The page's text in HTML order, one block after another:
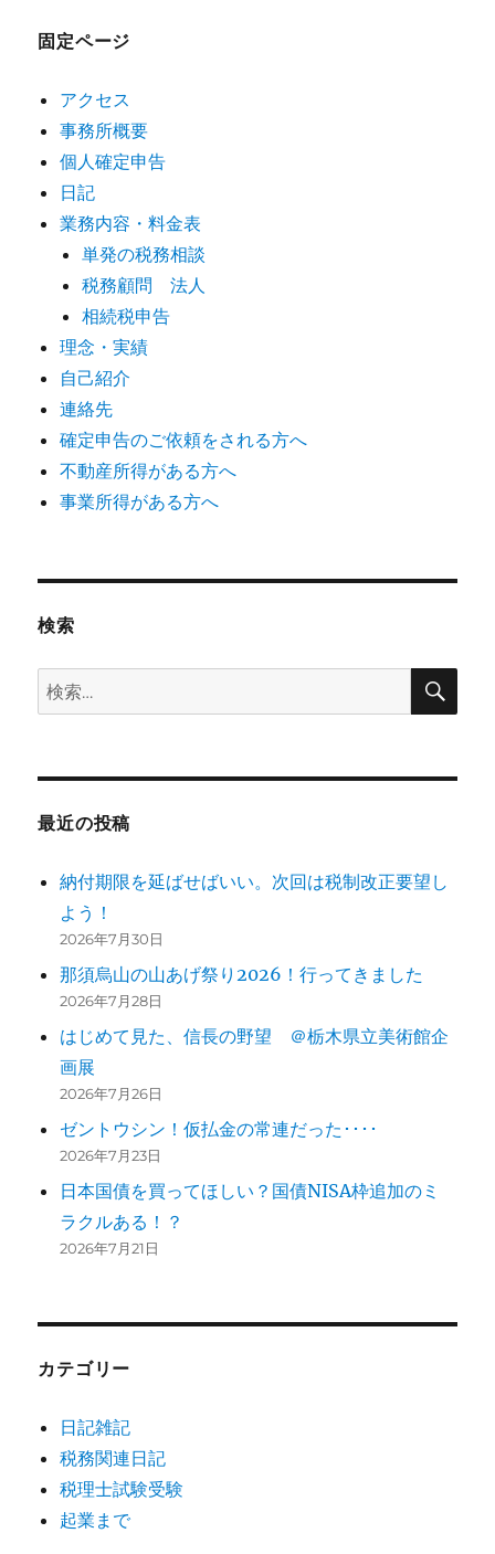
固定ページ
アクセス
事務所概要
個人確定申告
日記
業務内容・料金表
単発の税務相談
税務顧問 法人
相続税申告
理念・実績
自己紹介
連絡先
確定申告のご依頼をされる方へ
不動産所得がある方へ
事業所得がある方へ
検索
検
索:
検
最近の投稿
納付期限を延ばせばいい。次回は税制改正要望し
よう！
2026年7月30日
那須烏山の山あげ祭り2026！行ってきました
2026年7月28日
はじめて見た、信長の野望 ＠栃木県立美術館企
画展
2026年7月26日
ゼントウシン！仮払金の常連だった････
2026年7月23日
日本国債を買ってほしい？国債NISA枠追加のミ
ラクルある！？
2026年7月21日
カテゴリー
日記雑記
税務関連日記
税理士試験受験
起業まで